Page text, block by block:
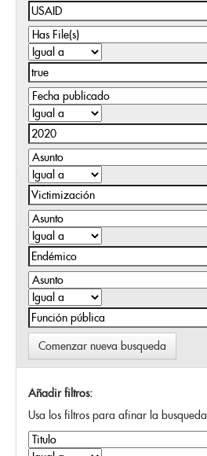
Comenzar nueva busqueda
Añadir filtros:
Usa los filtros para afinar la busqueda.